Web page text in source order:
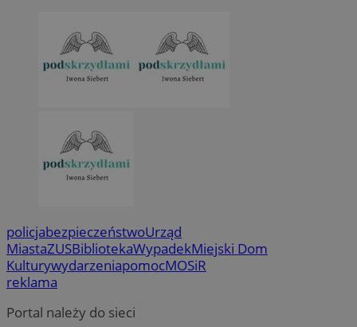
policjabezpieczeństwoUrząd
MiastaZUSBibliotekaWypadekMiejski Dom
KulturywydarzeniapomocMOSiR
reklama
Portal należy do sieci